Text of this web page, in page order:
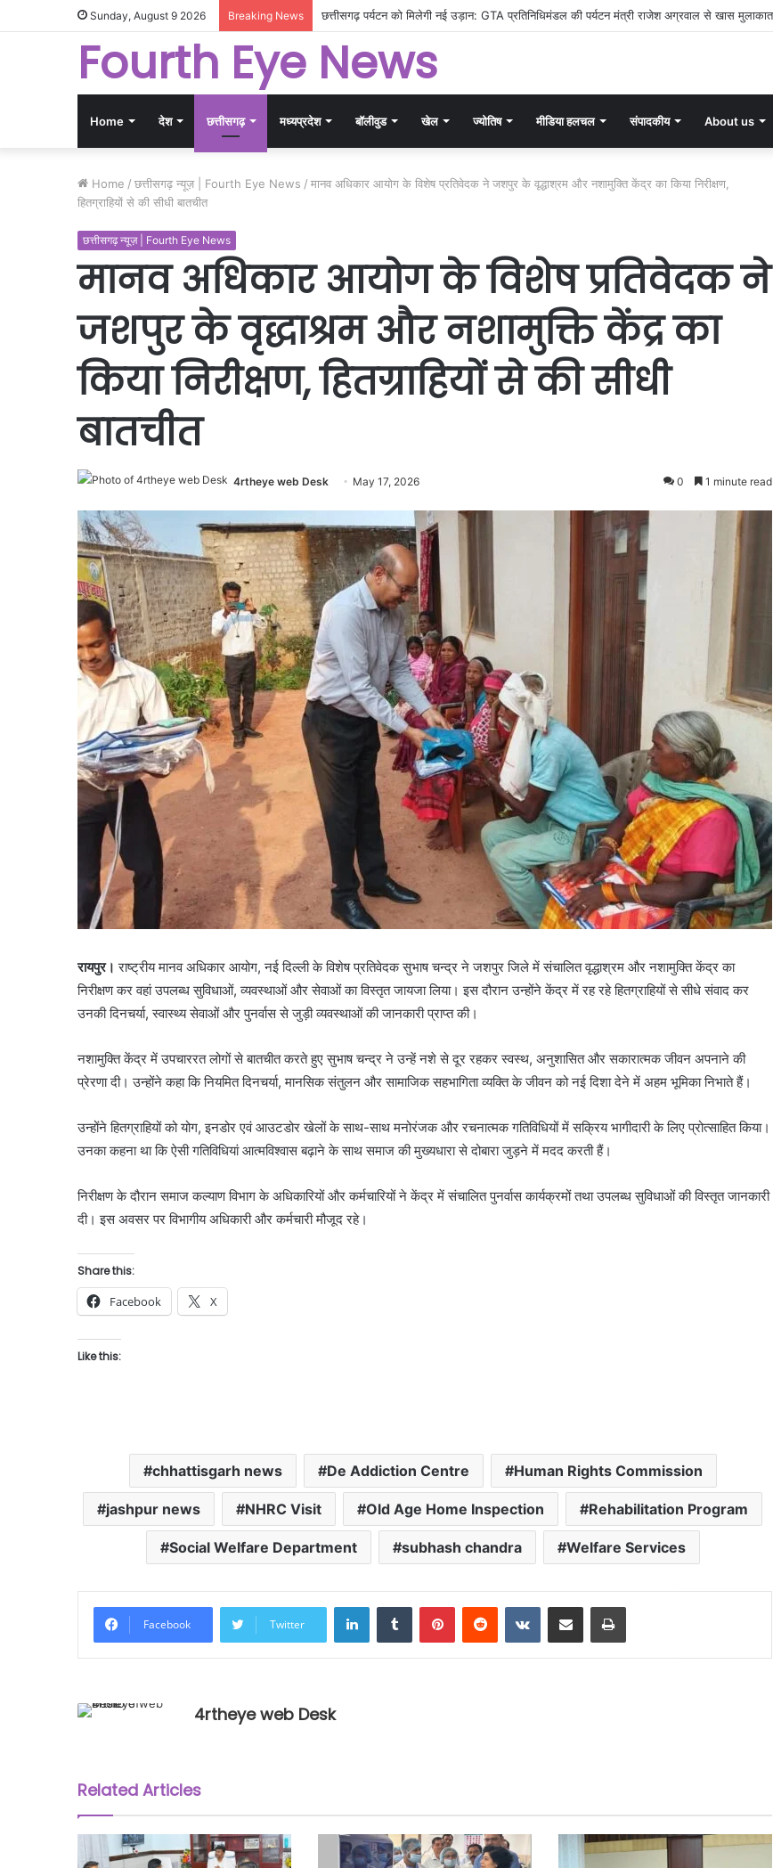
Sunday, August 9 2026 Breaking News गांधीनगर में छत्तीसगढ़ पर्यटन का डंका: TTF 2026 में बिखरी राज्य की सांस्कृतिक और प्राकृतिक छटा
Fourth Eye News
Home देश छत्तीसगढ़ मध्यप्रदेश बॉलीवुड खेल ज्योतिष मीडिया हलचल संपादकीय About us
Home / छत्तीसगढ़ न्यूज़ | Fourth Eye News / मानव अधिकार आयोग के विशेष प्रतिवेदक ने जशपुर के वृद्धाश्रम और नशामुक्ति केंद्र का किया निरीक्षण,
हितग्राहियों से की सीधी बातचीत
छत्तीसगढ़ न्यूज़ | Fourth Eye News
मानव अधिकार आयोग के विशेष प्रतिवेदक ने
जशपुर के वृद्धाश्रम और नशामुक्ति केंद्र का
किया निरीक्षण, हितग्राहियों से की सीधी
बातचीत
4rtheye web Desk May 17, 2026 0 1 minute read
रायपुर। राष्ट्रीय मानव अधिकार आयोग, नई दिल्ली के विशेष प्रतिवेदक सुभाष चन्द्र ने जशपुर जिले में संचालित वृद्धाश्रम और नशामुक्ति केंद्र का
निरीक्षण कर वहां उपलब्ध सुविधाओं, व्यवस्थाओं और सेवाओं का विस्तृत जायजा लिया। इस दौरान उन्होंने केंद्र में रह रहे हितग्राहियों से सीधे संवाद कर
उनकी दिनचर्या, स्वास्थ्य सेवाओं और पुनर्वास से जुड़ी व्यवस्थाओं की जानकारी प्राप्त की।
नशामुक्ति केंद्र में उपचाररत लोगों से बातचीत करते हुए सुभाष चन्द्र ने उन्हें नशे से दूर रहकर स्वस्थ, अनुशासित और सकारात्मक जीवन अपनाने की
प्रेरणा दी। उन्होंने कहा कि नियमित दिनचर्या, मानसिक संतुलन और सामाजिक सहभागिता व्यक्ति के जीवन को नई दिशा देने में अहम भूमिका निभाते हैं।
उन्होंने हितग्राहियों को योग, इनडोर एवं आउटडोर खेलों के साथ-साथ मनोरंजक और रचनात्मक गतिविधियों में सक्रिय भागीदारी के लिए प्रोत्साहित किया।
उनका कहना था कि ऐसी गतिविधियां आत्मविश्वास बढ़ाने के साथ समाज की मुख्यधारा से दोबारा जुड़ने में मदद करती हैं।
निरीक्षण के दौरान समाज कल्याण विभाग के अधिकारियों और कर्मचारियों ने केंद्र में संचालित पुनर्वास कार्यक्रमों तथा उपलब्ध सुविधाओं की विस्तृत जानकारी
दी। इस अवसर पर विभागीय अधिकारी और कर्मचारी मौजूद रहे।
Share this:
Facebook X
Like this:
chhattisgarh news De Addiction Centre Human Rights Commission
jashpur news NHRC Visit Old Age Home Inspection Rehabilitation Program
Social Welfare Department subhash chandra Welfare Services
Facebook Twitter
LinkedInTumblr PinterestReddit VKontakteShare via Email Print
4rtheye web Desk
Related Articles